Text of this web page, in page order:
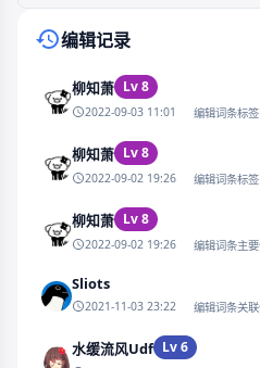
编辑记录
柳知萧 Lv 8
2022-09-03 11:01 编辑词条标签
柳知萧 Lv 8
2022-09-02 19:26 编辑词条标签
柳知萧 Lv 8
2022-09-02 19:26 编辑词条主
Sliots
2021-11-03 23:22 编辑词条关
水缓流风Udf Lv 6